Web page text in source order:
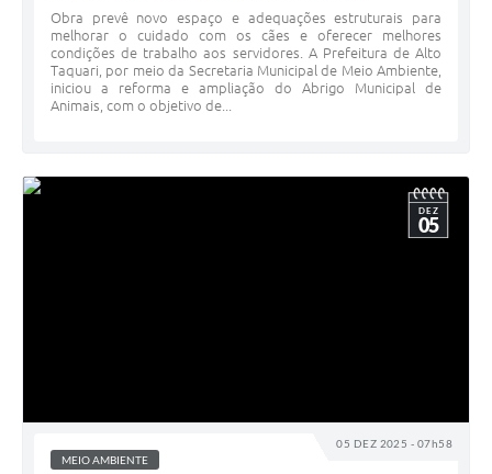
Obra prevê novo espaço e adequações estruturais para
melhorar o cuidado com os cães e oferecer melhores
condições de trabalho aos servidores. A Prefeitura de Alto
Taquari, por meio da Secretaria Municipal de Meio Ambiente,
iniciou a reforma e ampliação do Abrigo Municipal de
Animais, com o objetivo de...
05 DEZ 2025 - 07h58
DEZ
05
MEIO AMBIENTE